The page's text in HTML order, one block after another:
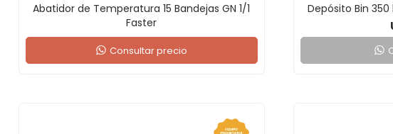
Abatidor de Temperatura 15 Bandejas GN 1/1
Faster
Consultar precio
Depósito Bin